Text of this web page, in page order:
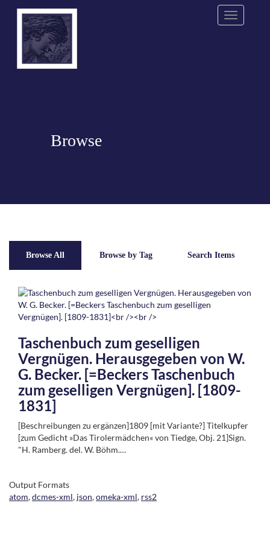
Menu
Browse
Browse All Browse by Tag Search Items
Taschenbuch zum geselligen
Vergnügen. Herausgegeben von W.
G. Becker. [=Beckers Taschenbuch
zum geselligen Vergnügen]. [1809-
1831]
[Beschreibungen zu ergänzen]1809 [mit Variante?] Titelkupfer
[zum Gedicht »Das Tirolermädchen« von Tiedge, Obj. 21]Sign.
"H. Ramberg. del. W. Böhm.…
Output Formats
atom,dcmes-xml, json,omeka-xml, rss2